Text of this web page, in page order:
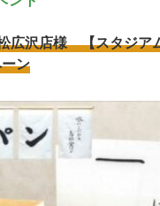
広沢店様 【スタジア
ン